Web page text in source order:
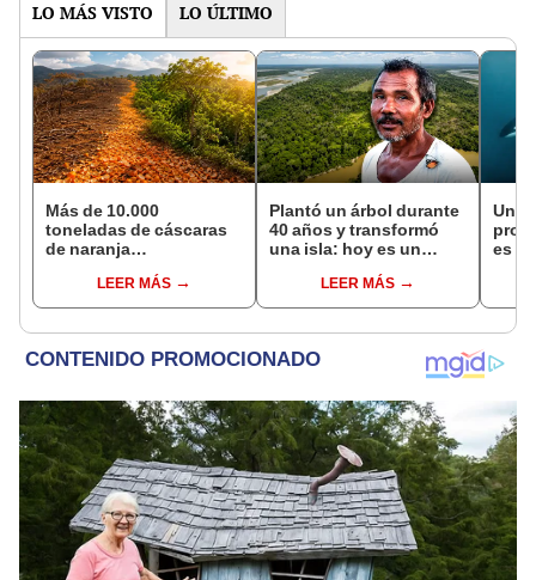
LO MÁS VISTO LO ÚLTIMO
Más de 10.000
toneladas de cáscaras
de naranja
ecosistema de Costa
Rica: 16 años después,
LEER MÁS
Plantó un árbol durante
40 años y transformó
una isla: hoy es un
más grande que el
Parque de las Leyendas
LEER MÁS
Una
es